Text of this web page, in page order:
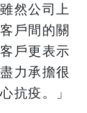
然公司上
戶間的關
戶更表示
力承擔很
抗疫。」